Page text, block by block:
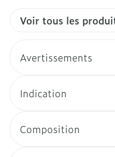
Voir tous les
Avertissements
Indication
Composition